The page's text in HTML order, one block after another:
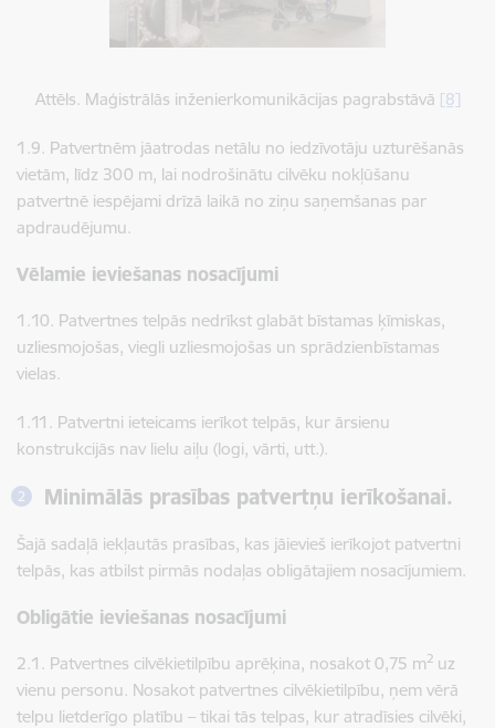
Attēls. Maģistrālās inženierkomunikācijas pagrabstāvā [8]
1.9. Patvertnēm jāatrodas netālu no iedzīvotāju uzturēšanās
vietām, līdz 300 m, lai nodrošinātu cilvēku nokļūšanu
patvertnē iespējami drīzā laikā no ziņu saņemšanas par
apdraudējumu.
Vēlamie ieviešanas nosacījumi
1.10. Patvertnes telpās nedrīkst glabāt bīstamas ķīmiskas,
uzliesmojošas, viegli uzliesmojošas un sprādzienbīstamas
vielas.
1.11. Patvertni ieteicams ierīkot telpās, kur ārsienu
konstrukcijās nav lielu aiļu (logi, vārti, utt.).
Minimālās prasības patvertņu ierīkošanai.
Šajā sadaļā iekļautās prasības, kas jāievieš ierīkojot patvertni
telpās, kas atbilst pirmās nodaļas obligātajiem nosacījumiem.
Obligātie ieviešanas nosacījumi
2.1. Patvertnes cilvēkietilpību aprēķina, nosakot 0,75 m2 uz
vienu personu. Nosakot patvertnes cilvēkietilpību, ņem vērā
telpu lietderīgo platību – tikai tās telpas, kur atradīsies cilvēki,